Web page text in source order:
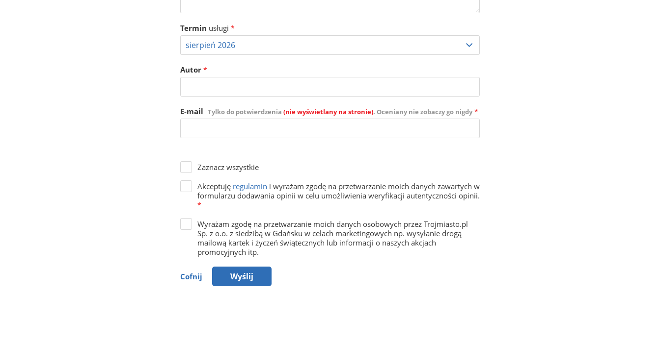
Termin usługi *
Autor *
E-mail Tylko do potwierdzenia (nie wyświetlany na stronie). Oceniany nie zobaczy go nigdy *
Zaznacz wszystkie
Akceptuję regulamin i wyrażam zgodę na przetwarzanie moich danych zawartych w
formularzu dodawania opinii w celu umożliwienia weryfikacji autentyczności opinii.
*
Wyrażam zgodę na przetwarzanie moich danych osobowych przez Trojmiasto.pl
Sp. z o.o. z siedzibą w Gdańsku w celach marketingowych np. wysyłanie drogą
mailową kartek i życzeń świątecznych lub informacji o naszych akcjach
promocyjnych itp.
Cofnij Wyślij